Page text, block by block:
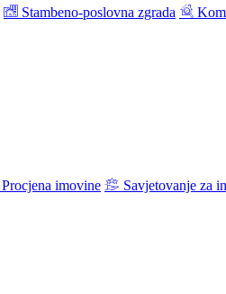
Stambeno-poslovna zgrada
Procjena imovine Savjetovanje za